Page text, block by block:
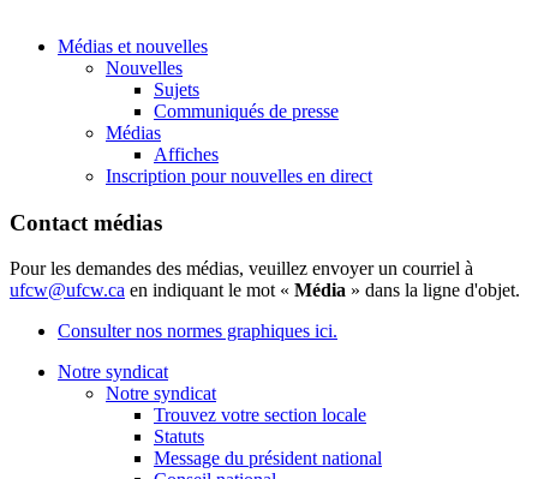
Médias et nouvelles
Nouvelles
Sujets
Communiqués de presse
Médias
Affiches
Inscription pour nouvelles en direct
Contact médias
Pour les demandes des médias, veuillez envoyer un courriel à
ufcw@ufcw.ca en indiquant le mot « Média » dans la ligne d'objet.
Consulter nos normes graphiques ici.
Notre syndicat
Notre syndicat
Trouvez votre section locale
Statuts
Message du président national